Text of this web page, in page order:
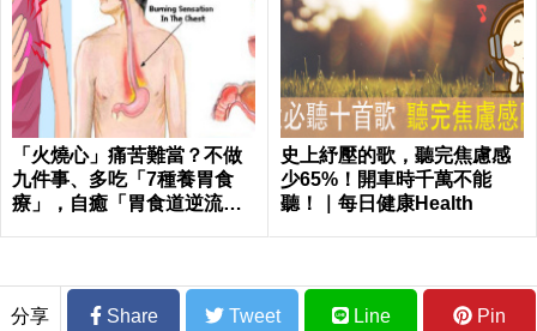
「火燒心」痛苦難當？不做
九件事、多吃「7種養胃食
療」，自癒「胃食道逆流」
史上紓壓的歌，聽完焦慮感
少65%！開車時千萬不能
聽！｜每日健康Health
分享 Share Tweet Line Pin